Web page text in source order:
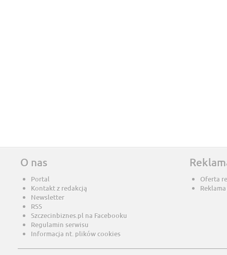
O nas
Portal
Kontakt z redakcją
Newsletter
RSS
Szczecinbiznes.pl na Facebooku
Regulamin serwisu
Informacja nt. plików cookies
Oferta